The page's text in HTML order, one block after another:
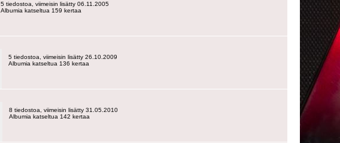
5 tiedostoa, viimeisin lisätty 06.11.2005
Albumia katseltua 159 kertaa
5 tiedostoa, viimeisin lisätty 26.10.2009
Albumia katseltua 136 kertaa
8 tiedostoa, viimeisin lisätty 31.05.2010
Albumia katseltua 142 kertaa